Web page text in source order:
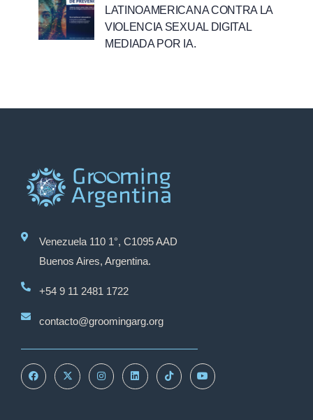
LATINOAMERICANA CONTRA LA
VIOLENCIA SEXUAL DIGITAL
MEDIADA POR IA.
Venezuela 110 1°, C1095 AAD
Buenos Aires, Argentina.
+54 9 11 2481 1722
contacto@groomingarg.org